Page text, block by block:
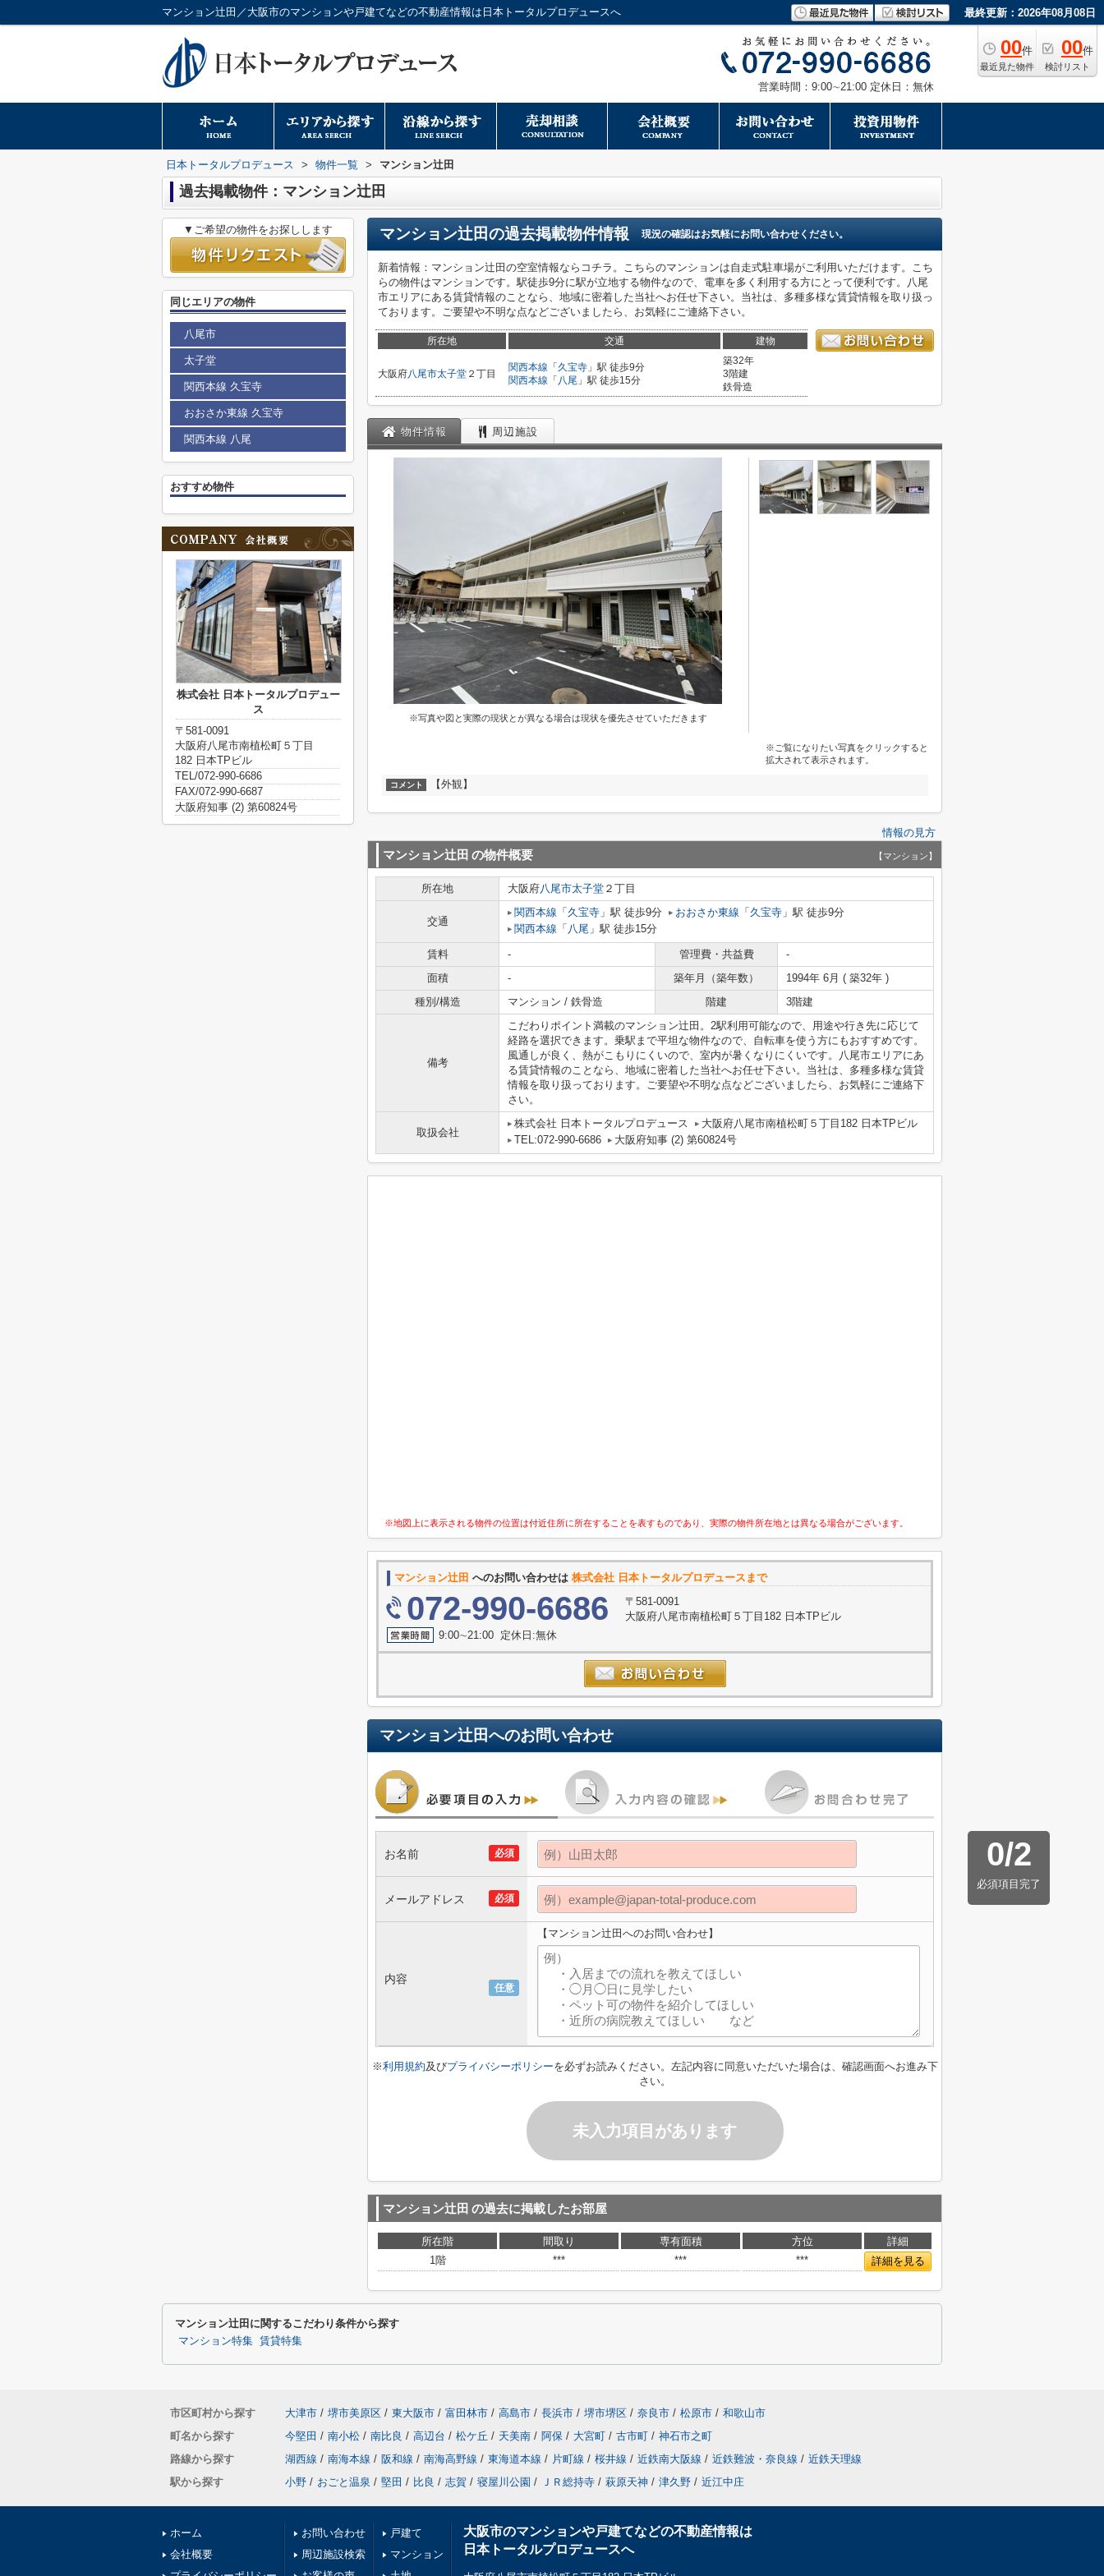
マンション辻田／大阪市のマンションや戸建てなどの不動産情報は日本トータルプロデュースへ 最終更新：2026年08月08日
00件
最近見た物件
00件
検討リスト
営業時間：9:00∼21:00 定休日：無休
日本トータルプロデュース > 物件一覧 > マンション辻田
過去掲載物件：マンション辻田
マンション辻田の過去掲載物件情報 現況の確認はお気軽にお問い合わせください。
新着情報：マンション辻田の空室情報ならコチラ。こちらのマンションは自走式駐車場がご利用いただけます。こち
らの物件はマンションです。駅徒歩9分に駅が立地する物件なので、電車を多く利用する方にとって便利です。八尾
市エリアにある賃貸情報のことなら、地域に密着した当社へお任せ下さい。当社は、多種多様な賃貸情報を取り扱っ
ております。ご要望や不明な点などございましたら、お気軽にご連絡下さい。
所在地 交通 建物
大阪府八尾市太子堂 ２丁目
関西本線 「 久宝寺 」駅 徒歩9分
関西本線 「 八尾 」駅 徒歩15分
築32年
3階建
鉄骨造
物件情報 周辺施設
※写真や図と実際の現状とが異なる場合は現状を優先させていただきます
※ご覧になりたい写真をクリックすると
拡大されて表示されます。
コメント 【外観】
情報の見方
マンション辻田 の物件概要 【マンション】
所在地 大阪府八尾市太子堂 ２丁目
交通
関西本線 「 久宝寺 」駅 徒歩9分 おおさか東線 「 久宝寺 」駅 徒歩9分
関西本線 「 八尾 」駅 徒歩15分
賃料 - 管理費・共益費
-
面積
- 築年月（築年数）
1994年 6月 ( 築32年 )
種別/構造
マンション / 鉄骨造 階建 3階建
備考
こだわりポイント満載のマンション辻田。2駅利用可能なので、用途や行き先に応じて
経路を選択できます。乗駅まで平坦な物件なので、自転車を使う方にもおすすめです。
風通しが良く、熱がこもりにくいので、室内が暑くなりにくいです。八尾市エリアにあ
る賃貸情報のことなら、地域に密着した当社へお任せ下さい。当社は、多種多様な賃貸
情報を取り扱っております。ご要望や不明な点などございましたら、お気軽にご連絡下
さい。
取扱会社
株式会社 日本トータルプロデュース
大阪府八尾市南植松町５丁目182 日本TPビル
TEL:072-990-6686
大阪府知事 (2) 第60824号
※地図上に表示される物件の位置は付近住所に所在することを表すものであり、実際の物件所在地とは異なる場合がございます。
マンション辻田 へのお問い合わせは 株式会社 日本トータルプロデュースまで
072-990-6686
〒581-0091
大阪府八尾市南植松町５丁目182 日本TPビル
9:00∼21:00 定休日:無休
マンション辻田へのお問い合わせ
0/2
必須項目完了
必須
お名前
必須
メールアドレス
任意
内容
【マンション辻田へのお問い合わせ】
※利用規約及びプライバシーポリシーを必ずお読みください。左記内容に同意いただいた場合は、確認画面へお進み下
さい。
未入力項目があります
マンション辻田 の過去に掲載したお部屋
所在階 間取り 専有面積 方位
詳細
1階
*** *** *** 詳細を見る
▼ご希望の物件をお探しします
同じエリアの物件
八尾市
太子堂
関西本線 久宝寺
おおさか東線 久宝寺
関西本線 八尾
おすすめ物件
株式会社 日本トータルプロデュー
ス
〒581-0091
大阪府八尾市南植松町５丁目
182 日本TPビル
TEL/072-990-6686
FAX/072-990-6687
大阪府知事 (2) 第60824号
マンション辻田に関するこだわり条件から探す
マンション特集 賃貸特集
市区町村から探す 大津市 / 堺市美原区 / 東大阪市 / 富田林市 / 高島市 / 長浜市 / 堺市堺区 / 奈良市 / 松原市 / 和歌山市
町名から探す
今堅田 / 南小松 / 南比良 / 高辺台 / 松ケ丘 / 天美南 / 阿保 / 大宮町 / 古市町 / 神石市之町
路線から探す
湖西線 / 南海本線 / 阪和線 / 南海高野線 / 東海道本線 / 片町線 / 桜井線 / 近鉄南大阪線 / 近鉄難波・奈良線 / 近鉄天理線
駅から探す
小野 / おごと温泉 / 堅田 / 比良 / 志賀 / 寝屋川公園 / ＪＲ総持寺 / 萩原天神 / 津久野 / 近江中庄
ホーム
会社概要
お問い合わせ
周辺施設検索
戸建て
マンション
大阪市のマンションや戸建てなどの不動産情報は
日本トータルプロデュースへ